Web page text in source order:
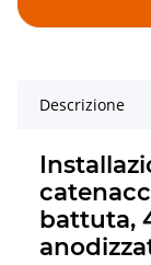
Descrizione
battuta,